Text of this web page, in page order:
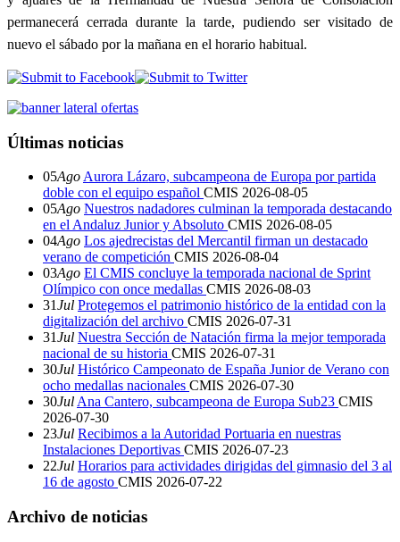
permanecerá cerrada durante la tarde, pudiendo ser visitado de
nuevo el sábado por la mañana en el horario habitual.
Últimas noticias
05Ago Aurora Lázaro, subcampeona de Europa por partida
doble con el equipo español CMIS 2026-08-05
05Ago Nuestros nadadores culminan la temporada destacando
en el Andaluz Junior y Absoluto CMIS 2026-08-05
04Ago Los ajedrecistas del Mercantil firman un destacado
verano de competición CMIS 2026-08-04
03Ago El CMIS concluye la temporada nacional de Sprint
Olímpico con once medallas CMIS 2026-08-03
31Jul Protegemos el patrimonio histórico de la entidad con la
digitalización del archivo CMIS 2026-07-31
31Jul Nuestra Sección de Natación firma la mejor temporada
nacional de su historia CMIS 2026-07-31
30Jul Histórico Campeonato de España Junior de Verano con
ocho medallas nacionales CMIS 2026-07-30
30Jul Ana Cantero, subcampeona de Europa Sub23 CMIS
2026-07-30
23Jul Recibimos a la Autoridad Portuaria en nuestras
Instalaciones Deportivas CMIS 2026-07-23
22Jul Horarios para actividades dirigidas del gimnasio del 3 al
16 de agosto CMIS 2026-07-22
Archivo de noticias